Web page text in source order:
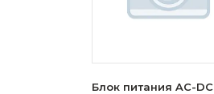
Блок питания AC-DC